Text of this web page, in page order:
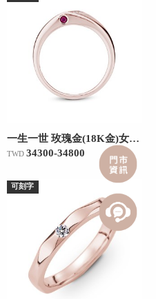
一生一世 玫瑰金(18K金)女款結婚對戒
TWD 34300-34800
可刻字